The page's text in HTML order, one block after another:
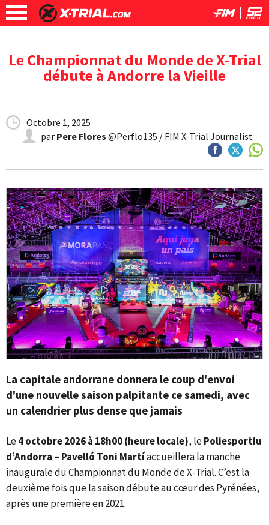
Le Championnat du Monde de X-Trial
débute à Andorre la Vieille
Octobre 1, 2025
par Pere Flores @Perflo135 / FIM X-Trial Journalist
La capitale andorrane donnera le coup d'envoi
d'une nouvelle saison palpitante ce samedi, avec
un calendrier plus dense que jamais
Le4 octobre 2026 à 18h00 (heure locale), lePoliesportiu
d’Andorra – Pavelló Toni Martíaccueillera la manche
inaugurale du Championnat du Monde de X-Trial. C’est la
deuxième fois que la saison débute au cœur des Pyrénées,
après une première en 2021.